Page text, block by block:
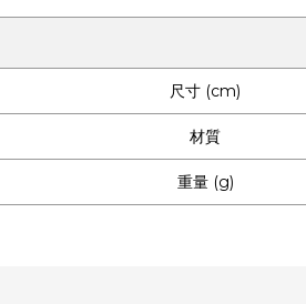
尺寸 (cm)
材質
重量 (g)